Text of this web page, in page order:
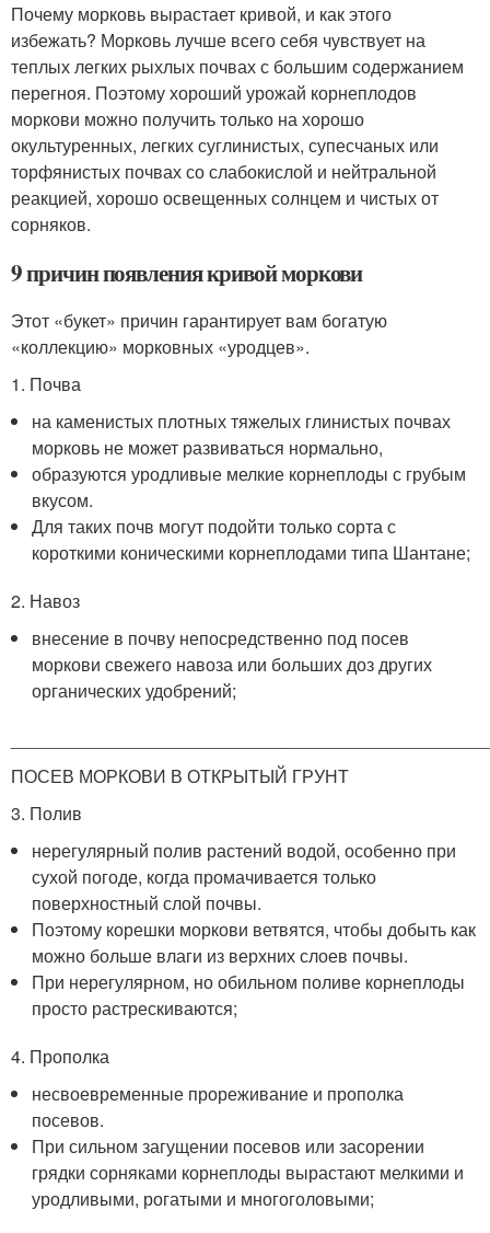
Почему морковь вырастает кривой, и как этого
избежать? Морковь лучше всего себя чувствует на
теплых легких рыхлых почвах с большим содержанием
перегноя. Поэтому хороший урожай корнеплодов
моркови можно получить только на хорошо
окультуренных, легких суглинистых, супесчаных или
торфянистых почвах со слабокислой и нейтральной
реакцией, хорошо освещенных солнцем и чистых от
сорняков.
9 причин появления кривой моркови
Этот «букет» причин гарантирует вам богатую
«коллекцию» морковных «уродцев».
1. Почва
на каменистых плотных тяжелых глинистых почвах
морковь не может развиваться нормально,
образуются уродливые мелкие корнеплоды с грубым
вкусом.
Для таких почв могут подойти только сорта с
короткими коническими корнеплодами типа Шантане;
2. Навоз
внесение в почву непосредственно под посев
моркови свежего навоза или больших доз других
органических удобрений;
ПОСЕВ МОРКОВИ В ОТКРЫТЫЙ ГРУНТ
3. Полив
нерегулярный полив растений водой, особенно при
сухой погоде, когда промачивается только
поверхностный слой почвы.
Поэтому корешки моркови ветвятся, чтобы добыть как
можно больше влаги из верхних слоев почвы.
При нерегулярном, но обильном поливе корнеплоды
просто растрескиваются;
4. Прополка
несвоевременные прореживание и прополка
посевов.
При сильном загущении посевов или засорении
грядки сорняками корнеплоды вырастают мелкими и
уродливыми, рогатыми и многоголовыми;